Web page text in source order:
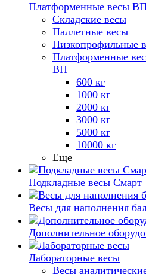
Платформенные весы
Складские весы
Паллетные весы
Низкопрофильные
Платформенные
ВП
600 кг
1000 кг
2000 кг
3000 кг
5000 кг
10000 кг
Еще
Подкладные весы Смарт
Весы для наполнения
Дополнительное
Лабораторные весы
Весы